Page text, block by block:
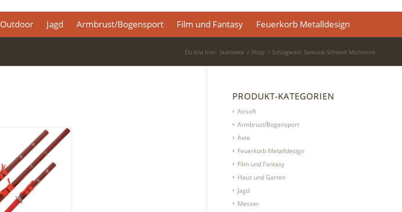
Outdoor Jagd Armbrust/Bogensport Film und Fantasy Feuerkorb Metalldesign
Du bist hier: Startseite / Shop / Schlagwort: Samurai Schwert Michonne
PRODUKT-KATEGORIEN
Airsoft
Armbrust/Bogensport
Äxte
Feuerkorb Metalldesign
Film und Fantasy
Haus und Garten
Jagd
Messer